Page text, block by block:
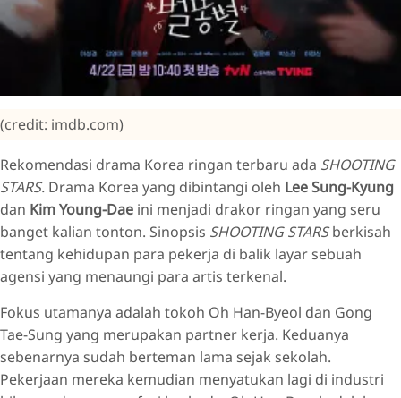
(credit: imdb.com)
Rekomendasi drama Korea ringan terbaru ada SHOOTING
STARS. Drama Korea yang dibintangi oleh Lee Sung-Kyung
dan Kim Young-Dae ini menjadi drakor ringan yang seru
banget kalian tonton. Sinopsis SHOOTING STARSberkisah
tentang kehidupan para pekerja di balik layar sebuah
agensi yang menaungi para artis terkenal.
Fokus utamanya adalah tokoh Oh Han-Byeol dan Gong
Tae-Sung yang merupakan partner kerja. Keduanya
sebenarnya sudah berteman lama sejak sekolah.
Pekerjaan mereka kemudian menyatukan lagi di industri